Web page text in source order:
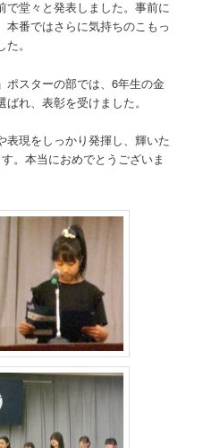
で堂々と発表しました。事前に
番ではさらに気持ちのこもっ
。
ポスターの部では、6年生の金
れ、表彰を受けました。
表現をしっかり発揮し、輝いた
。本当におめでとうございま